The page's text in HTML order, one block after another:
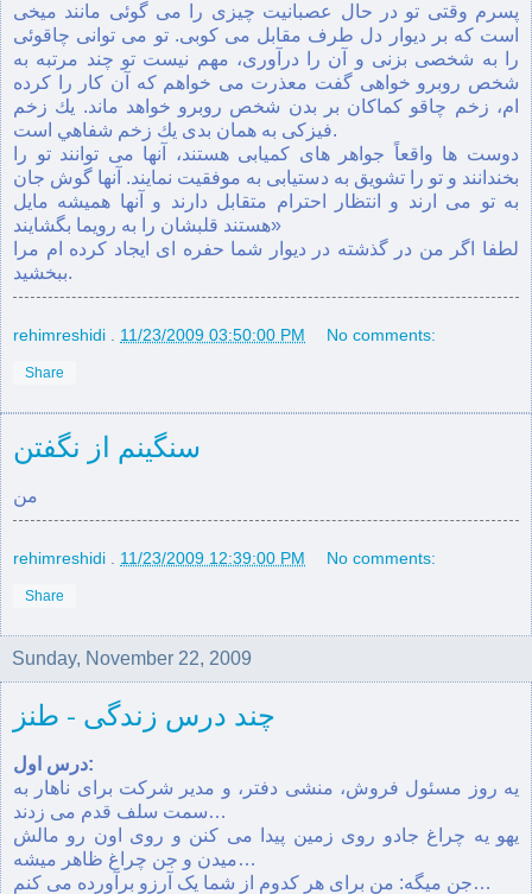
پسرم وقتی تو در حال عصبانيت چيزی را می گوئی مانند ميخی
است كه بر ديوار دل طرف مقابل می كوبی. تو می توانی چاقوئی
را به شخصی بزنی و آن را درآوری، مهم نيست تو چند مرتبه به
شخص روبرو خواهی گفت معذرت می خواهم كه آن كار را كرده
ام، زخم چاقو كماكان بر بدن شخص روبرو خواهد ماند. يك زخم
فيزكی به همان بدی يك زخم شفاهي است.
دوست ها واقعاً جواهر های كميابی هستند، آنها می توانند تو را
بخندانند و تو را تشويق به دستيابی به موفقيت نمايند. آنها گوش جان
به تو می ارند و انتظار احترام متقابل دارند و آنها هميشه مايل
هستند قلبشان را به رویما بگشايند»
لطفا اگر من در گذشته در دیوار شما حفره ای ایجاد کرده ام مرا
ببخشید.
rehimreshidi . 11/23/2009 03:50:00 PM No comments:
Share
سنگینم از نگفتن
من
rehimreshidi 11/23/2009 12:39:00 PM No comments:
Share
Sunday, November 22, 2009
چند درس زندگی - طنز
درس اول:
يه روز مسئول فروش، منشی دفتر، و مدير شرکت برای ناهار به
سمت سلف قدم می زدند…
يهو يه چراغ جادو روی زمين پيدا می کنن و روی اون رو مالش
ميدن و جن چراغ ظاهر ميشه…
جن ميگه: من برای هر کدوم از شما يک آرزو برآورده می کنم…